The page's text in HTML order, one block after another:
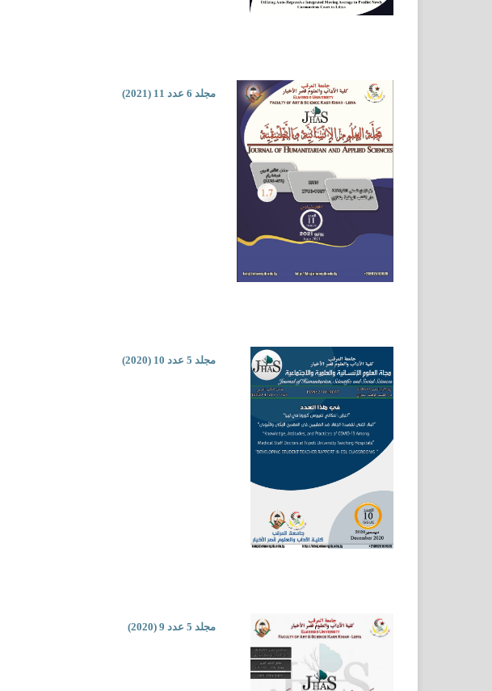
مجلد 6 عدد 11 (2021)
مجلد 5 عدد 10 (2020)
مجلد 5 عدد 9 (2020)